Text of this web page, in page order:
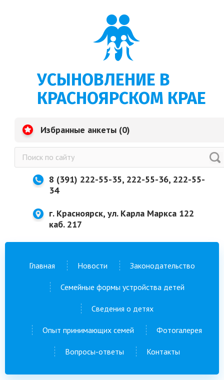
УСЫНОВЛЕНИЕ В
КРАСНОЯРСКОМ КРАЕ
Избранные анкеты (0)
8 (391) 222-55-35, 222-55-36, 222-55-
34
г. Красноярск, ул. Карла Маркса 122
каб. 217
Главная Новости Законодательство
Семейные формы устройства детей
Сведения о детях
Опыт принимающих семей Фотогалерея
Вопросы-ответы Контакты